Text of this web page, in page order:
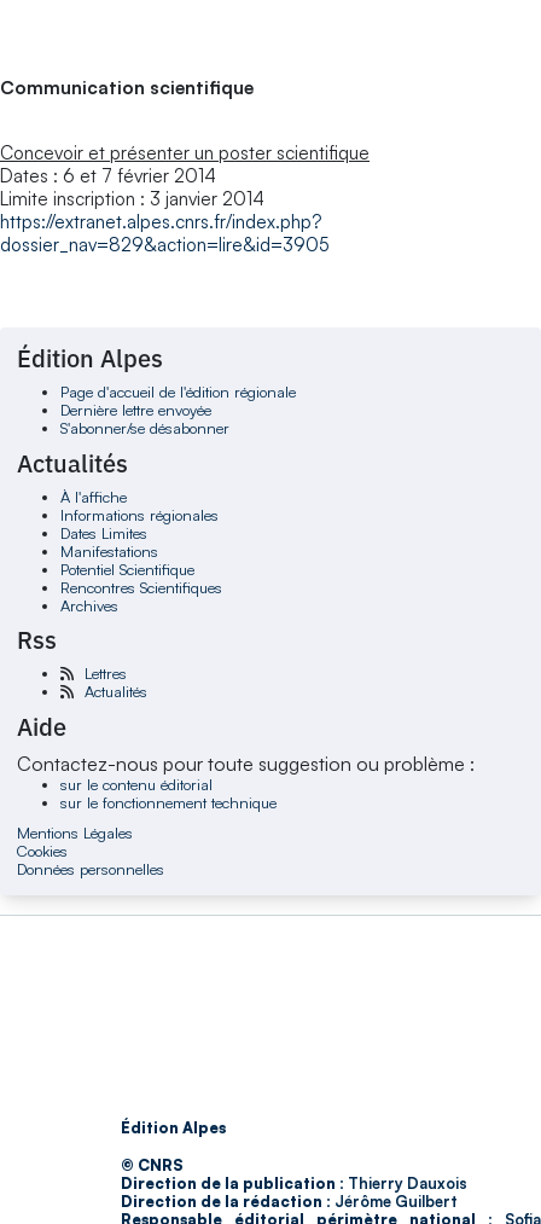
Communication scientifique
Concevoir et présenter un poster scientifique
Dates : 6 et 7 février 2014
Limite inscription : 3 janvier 2014
https://extranet.alpes.cnrs.fr/index.php?
dossier_nav=829&action=lire&id=3905
Édition Alpes
Page d'accueil de l'édition régionale
Dernière lettre envoyée
S'abonner/se désabonner
Actualités
À l'affiche
Informations régionales
Dates Limites
Manifestations
Potentiel Scientifique
Rencontres Scientifiques
Archives
Rss
Lettres
Actualités
Aide
Contactez-nous pour toute suggestion ou problème :
sur le contenu éditorial
sur le fonctionnement technique
Mentions Légales
Cookies
Données personnelles
Édition Alpes
© CNRS
Direction de la publication : Thierry Dauxois
Direction de la rédaction : Jérôme Guilbert
Responsable éditorial périmètre national : Sofia